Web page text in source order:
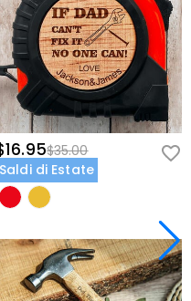
$35.00
Saldi di Estate